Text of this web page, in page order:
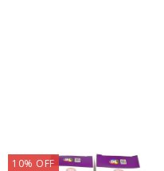
10% OFF